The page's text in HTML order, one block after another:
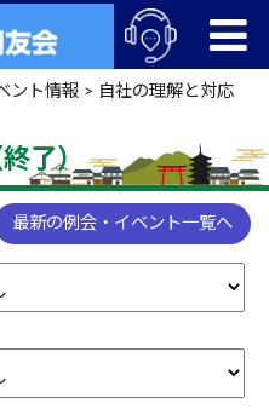
ント情報> 自社の理解と対応
了）
最新の例会・イベント一覧へ